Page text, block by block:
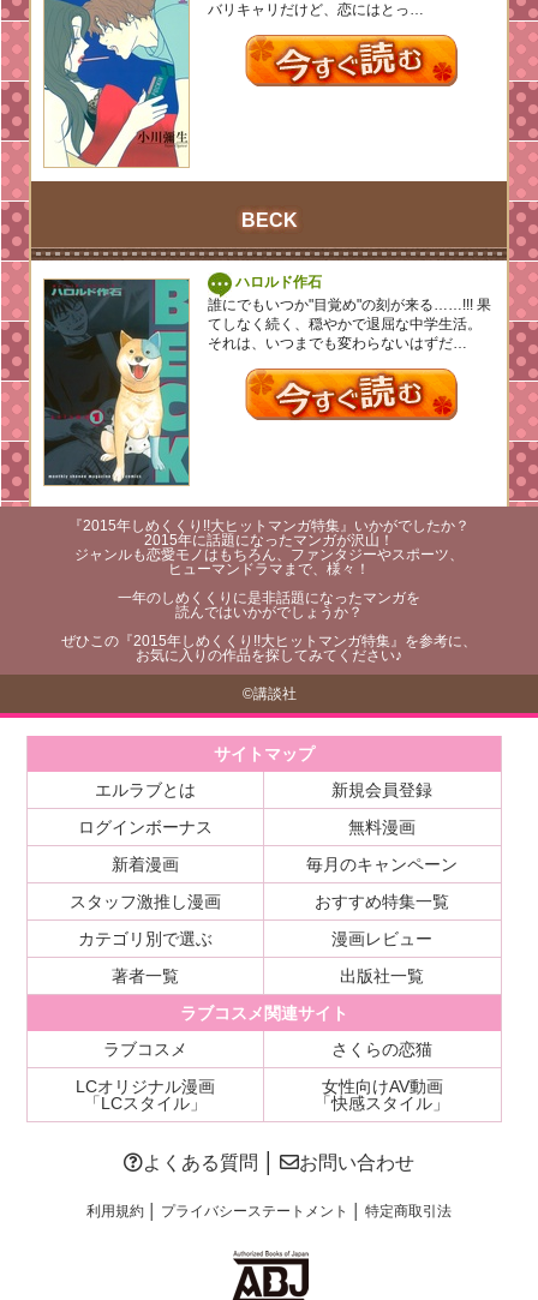
バリキャリだけど、恋にはとっ…
BECK
ハロルド作石
誰にでもいつか"目覚め"の刻が来る……!!! 果
てしなく続く、穏やかで退屈な中学生活。
それは、いつまでも変わらないはずだ…
『2015年しめくくり!!大ヒットマンガ特集』いかがでしたか？
2015年に話題になったマンガが沢山！
ジャンルも恋愛モノはもちろん、ファンタジーやスポーツ、
ヒューマンドラマまで、様々！
一年のしめくくりに是非話題になったマンガを
読んではいかがでしょうか？
ぜひこの『2015年しめくくり!!大ヒットマンガ特集』を参考に、
お気に入りの作品を探してみてください♪
©講談社
サイトマップ
エルラブとは
新規会員登録
ログインボーナス
無料漫画
新着漫画
毎月のキャンペーン
スタッフ激推し漫画
おすすめ特集一覧
カテゴリ別で選ぶ
漫画レビュー
著者一覧
出版社一覧
ラブコスメ関連サイト
ラブコスメ
さくらの恋猫
LCオリジナル漫画
「LCスタイル」
女性向けAV動画
「快感スタイル」
よくある質問 お問い合わせ
利用規約│ プライバシーステートメント 特定商取引法